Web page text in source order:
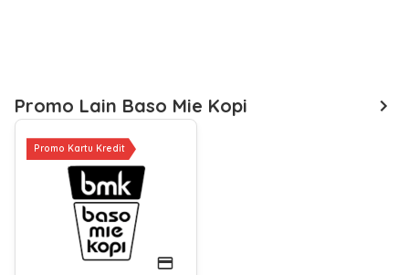
Promo Lain Baso Mie Kopi
Promo Kartu Kredit